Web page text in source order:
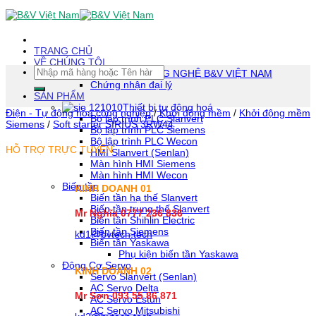
Skip
To
(tạm
dịch)
TRANG CHỦ
VỀ CHÚNG TÔI
CÔNG TY TNHH CÔNG NGHỆ B&V VIỆT NAM
Chứng nhận đại lý
SẢN PHẨM
Thiết bị tự động hoá
Bộ lập trình PLC Slanvert
Bộ lập trình PLC Siemens
Bộ lập trình PLC Wecon
HMI Slanvert (Senlan)
Màn hình HMI Siemens
Màn hình HMI Wecon
Biến tần
Biến tần hạ thế Slanvert
Biến tần trung thế Slanvert
Biến tần Shihlin Electric
Biến tần Siemens
Biến tần Yaskawa
Phụ kiện biến tần Yaskawa
Động Cơ Servo
Servo Slanvert (Senlan)
AC Servo Delta
AC Servo Estun
AC Servo Mitsubishi
Tìm
kiếm:
Điện - Tự động hóa công nghiệp / Khởi động mềm / Khởi động mềm
Siemens / Soft starter SIRIUS 3RW44
HỖ TRỢ TRỰC TUYẾN
KINH DOANH 01
Mr Nghĩa 0777 236 836
kd1@bvtech.tech
KINH DOANH 02
Mr Sơn093 55 86 871